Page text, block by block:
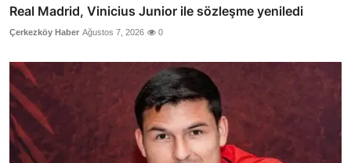
Real Madrid, Vinicius Junior ile sözleşme yeniledi
Çerkezköy Haber Ağustos 7, 2026 0